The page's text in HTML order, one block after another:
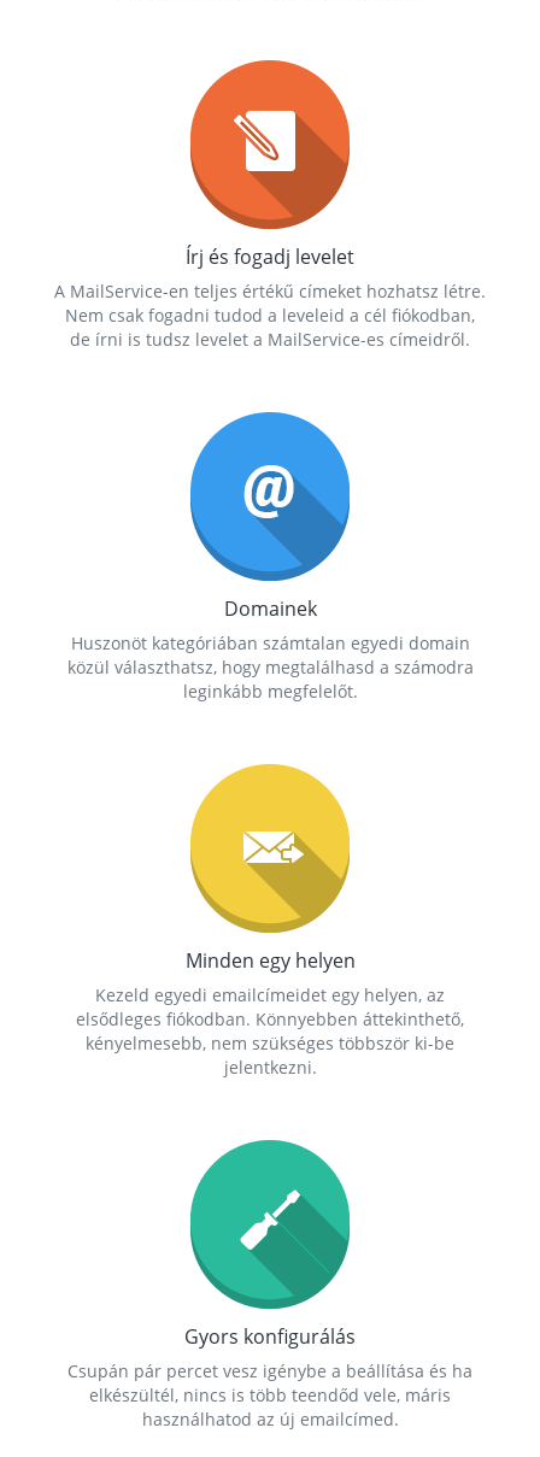
Írj és fogadj levelet
A MailService-en teljes értékű címeket hozhatsz létre.
Nem csak fogadni tudod a leveleid a cél fiókodban,
de írni is tudsz levelet a MailService-es címeidről.
Domainek
Huszonöt kategóriában számtalan egyedi domain
közül választhatsz, hogy megtalálhasd a számodra
leginkább megfelelőt.
Minden egy helyen
Kezeld egyedi emailcímeidet egy helyen, az
elsődleges fiókodban. Könnyebben áttekinthető,
kényelmesebb, nem szükséges többször ki-be
jelentkezni.
Gyors konfigurálás
Csupán pár percet vesz igénybe a beállítása és ha
elkészültél, nincs is több teendőd vele, máris
használhatod az új emailcímed.